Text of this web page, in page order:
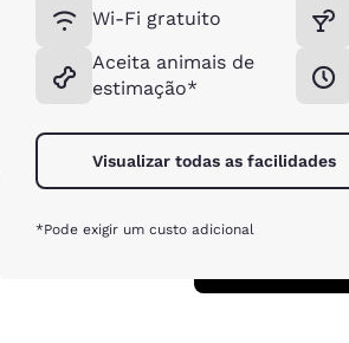
Wi-Fi gratuito
Aceita animais de
estimação*
Visualizar todas as facilidades
*Pode exigir um custo adicional